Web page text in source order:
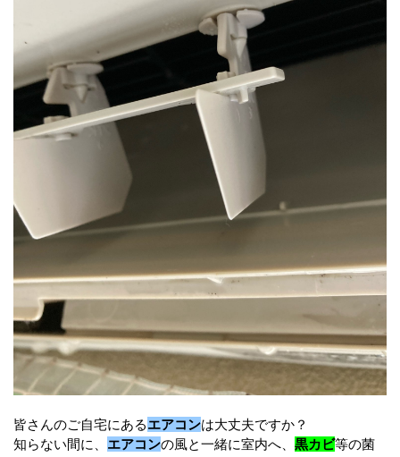
皆さんのご自宅にあるエアコンは大丈夫ですか？
知らない間に、 エアコンの風と一緒に室内へ、 黒カビ等の菌